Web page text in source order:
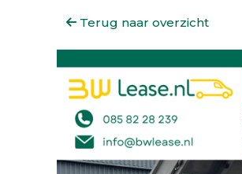
Terug naar overzicht